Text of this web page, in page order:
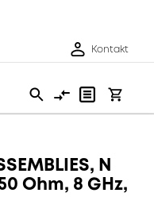
Kontakt
N
Ohm, 8 GHz,